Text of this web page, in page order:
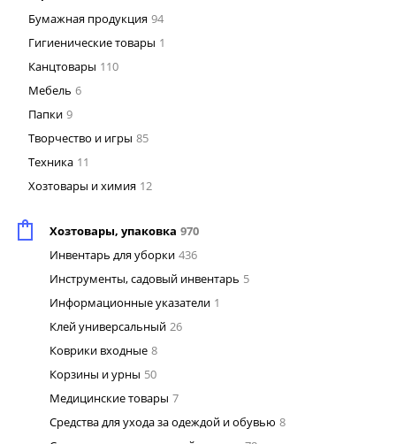
Бумажная продукция 94
Гигиенические товары 1
Канцтовары 110
Мебель 6
Папки 9
Творчество и игры 85
Техника 11
Хозтовары и химия 12
Хозтовары, упаковка 970
Инвентарь для уборки 436
Инструменты, садовый инвентарь 5
Информационные указатели 1
Клей универсальный 26
Коврики входные 8
Корзины и урны 50
Медицинские товары 7
Средства для ухода за одеждой и обувью 8